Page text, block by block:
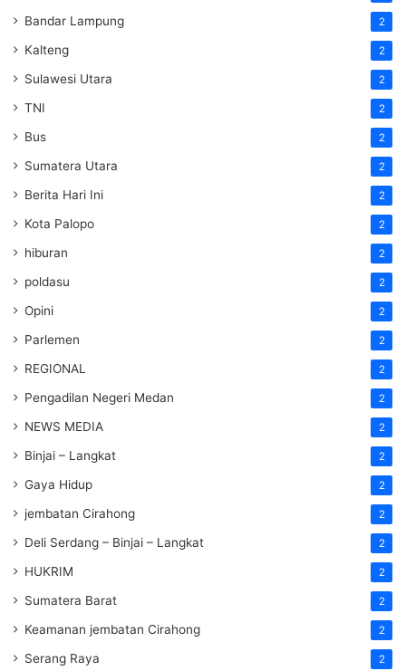
Bandar Lampung 2
Kalteng 2
Sulawesi Utara 2
TNI 2
Bus 2
Sumatera Utara 2
Berita Hari Ini 2
Kota Palopo 2
hiburan 2
poldasu 2
Opini 2
Parlemen 2
REGIONAL 2
Pengadilan Negeri Medan 2
NEWS MEDIA 2
Binjai – Langkat 2
Gaya Hidup 2
jembatan Cirahong 2
Deli Serdang – Binjai – Langkat 2
HUKRIM 2
Sumatera Barat 2
Keamanan jembatan Cirahong 2
Serang Raya 2